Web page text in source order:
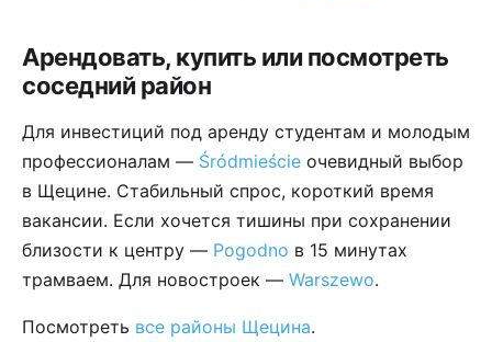
Арендовать, купить или посмотреть
соседний район
Для инвестиций под аренду студентам и молодым
профессионалам — Śródmieście очевидный выбор
в Щецине. Стабильный спрос, короткий время
вакансии. Если хочется тишины при сохранении
близости к центру — Pogodno в 15 минутах
трамваем. Для новостроек — Warszewo.
Посмотреть все районы Щецина.